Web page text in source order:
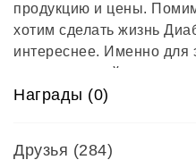
продукцию и цены.
хотим сделать жизнь
интереснее. Именно для
усилия каждый день,
делая его доступнее и
Награды (0)
Друзья (284)